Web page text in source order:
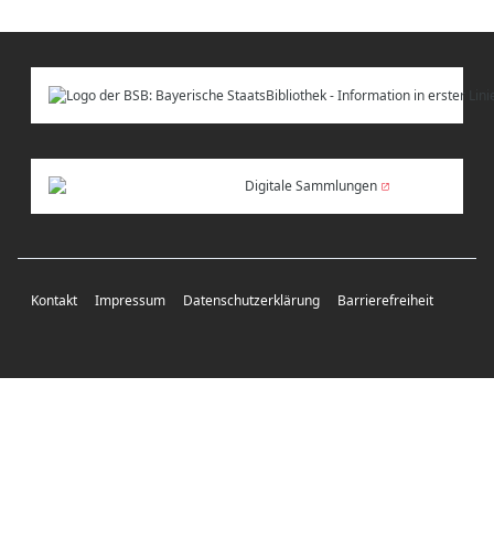
Digitale Sammlungen
Kontakt Impressum Datenschutzerklärung Barrierefreiheit